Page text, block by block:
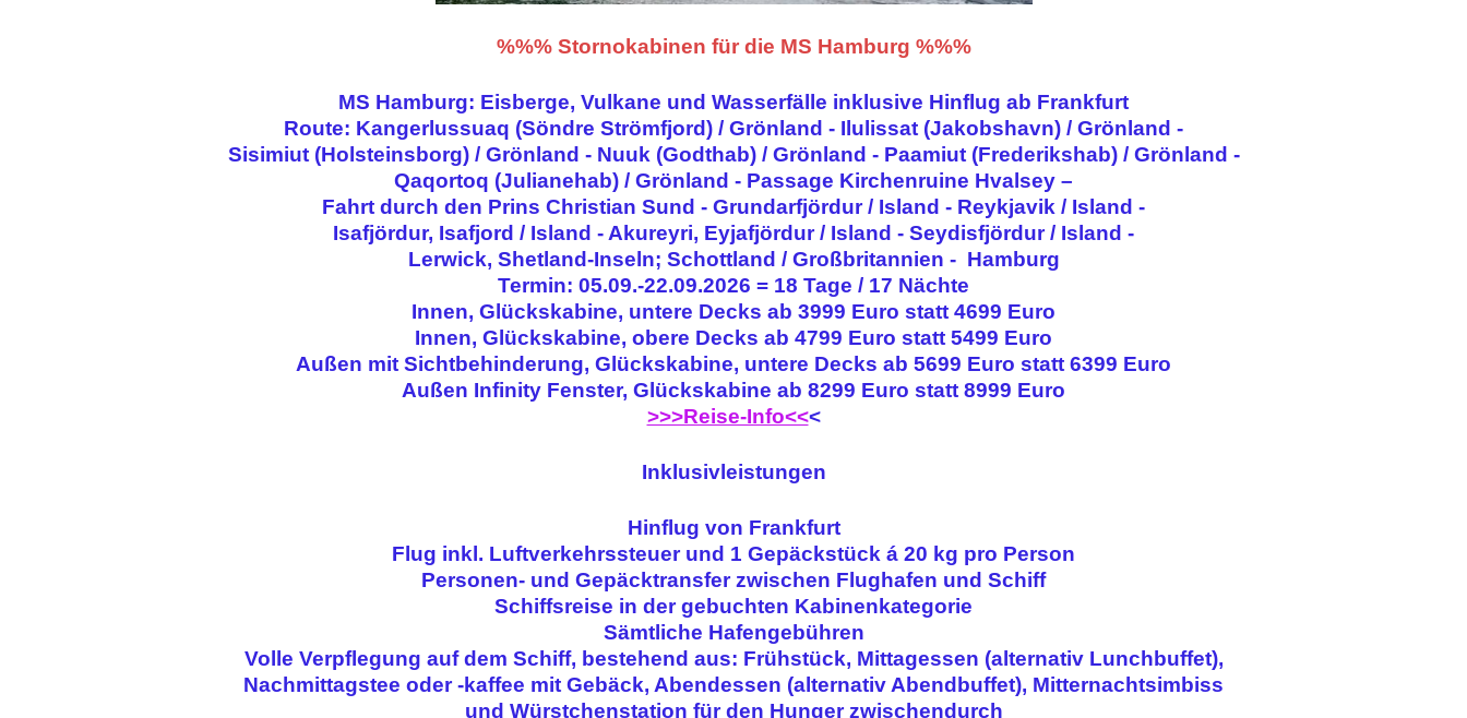
%%% Stornokabinen für die MS Hamburg %%%
MS Hamburg: Eisberge, Vulkane und Wasserfälle inklusive Hinflug ab Frankfurt
Route: Kangerlussuaq (Söndre Strömfjord) / Grönland - Ilulissat (Jakobshavn) / Grönland -
Sisimiut (Holsteinsborg) / Grönland - Nuuk (Godthab) / Grönland - Paamiut (Frederikshab) / Grönland -
Qaqortoq (Julianehab) / Grönland - Passage Kirchenruine Hvalsey –
Fahrt durch den Prins Christian Sund - Grundarfjördur / Island - Reykjavik / Island -
Isafjördur, Isafjord / Island - Akureyri, Eyjafjördur / Island - Seydisfjördur / Island -
Lerwick, Shetland-Inseln; Schottland / Großbritannien - Hamburg
Termin: 05.09.-22.09.2026 = 18 Tage / 17 Nächte
Innen, Glückskabine, untere Decks ab 3999 Euro statt 4699 Euro
Innen, Glückskabine, obere Decks ab 4799 Euro statt 5499 Euro
Außen mit Sichtbehinderung, Glückskabine, untere Decks ab 5699 Euro statt 6399 Euro
Außen Infinity Fenster, Glückskabine ab 8299 Euro statt 8999 Euro
>>>Reise-Info<<<
Inklusivleistungen
Hinflug von Frankfurt
Flug inkl. Luftverkehrssteuer und 1 Gepäckstück á 20 kg pro Person
Personen- und Gepäcktransfer zwischen Flughafen und Schiff
Schiffsreise in der gebuchten Kabinenkategorie
Sämtliche Hafengebühren
Volle Verpflegung auf dem Schiff, bestehend aus: Frühstück, Mittagessen (alternativ Lunchbuffet),
Nachmittagstee oder -kaffee mit Gebäck, Abendessen (alternativ Abendbuffet), Mitternachtsimbiss
und Würstchenstation für den Hunger zwischendurch